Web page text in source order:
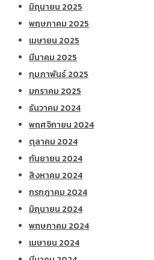
มิถุนายน 2025
พฤษภาคม 2025
เมษายน 2025
มีนาคม 2025
กุมภาพันธ์ 2025
มกราคม 2025
ธันวาคม 2024
พฤศจิกายน 2024
ตุลาคม 2024
กันยายน 2024
สิงหาคม 2024
กรกฎาคม 2024
มิถุนายน 2024
พฤษภาคม 2024
เมษายน 2024